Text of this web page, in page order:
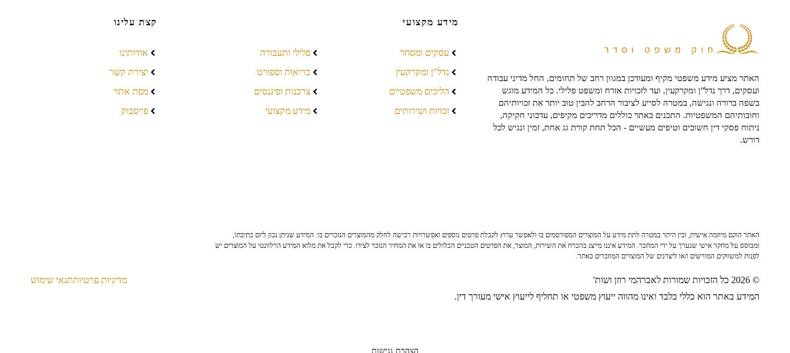
האתר מציע מידע משפטי מקיף ומעודכן במגוון רחב של תחומים, החל מדיני עבודה
ועסקים, דרך נדל"ן ומקרקעין, ועד לזכויות אזרח ומשפט פלילי. כל המידע מוגש
בשפה ברורה ונגישה, במטרה לסייע לציבור הרחב להבין טוב יותר את זכויותיהם
וחובותיהם המשפטיות. התכנים באתר כוללים מדריכים מקיפים, עדכוני חקיקה,
ניתוח פסקי דין חשובים וטיפים מעשיים - הכל תחת קורת גג אחת, זמין ונגיש לכל
דורש.
מידע מקצועי
עסקים ומסחר
נדל"ן ומקרקעין
הליכים משפטיים
זכויות ושירותים
פלילי ותעבורה
בריאות וספורט
צרכנות ופיננסים
מידע מקצועי
קצת עלינו
אודותינו
יצירת קשר
מפת אתר
פייסבוק
האתר הוקם מיוזמה אישית, ובין היתר במטרה לתת מידע על המוצרים המפורסמים בו ולאפשר ערוץ לקבלת פרטים נוספים ואפשרויות רכישה לחלק מהמוצרים הנזכרים בו. המידע שניתן נכון ליום כתיבתו,
ומבוסס על מחקר אישי שנערך על ידי המחבר. המידע איננו מייצג בהכרח את השירות, המוצר, את הפרטים הטכניים הכלולים בו או את המחיר הנזכר לצידו. כדי לקבל את מלוא המידע הרלוונטי על המוצרים יש
לפנות למשווקים המורשים ו/או ליצרנים של המוצרים המוזכרים באתר.
© 2026 כל הזכויות שמורות לאברהמי רוזן ושות'
המידע באתר הוא כללי בלבד ואינו מהווה ייעוץ משפטי או תחליף לייעוץ אישי מעורך דין.
מדיניות פרטיותתנאי שימוש
הצהרת נגישות